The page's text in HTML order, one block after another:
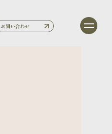
お問い合わせ